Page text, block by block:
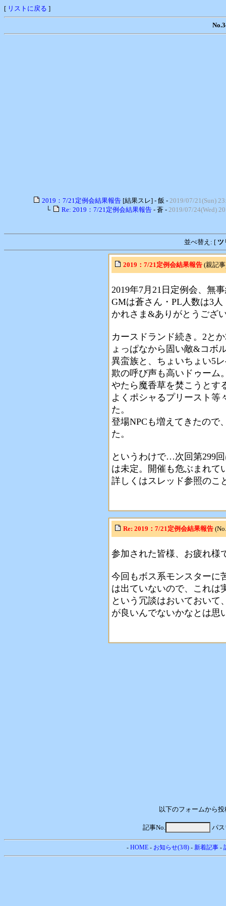
[ リストに戻る ]
2019：7/21定例会結果報告 [結果スレ] - 飯 - 2019/07/21(Sun)
└
Re: 2019：7/21定例会結果報告 - 蒼 - 2019/07/24(Wed)
並べ替え: [ ツ
2019：7/21定例会結果報告 (親記
2019年7月21日定例会、無
GMは蒼さん・PL人数は3
かれさま&ありがとうござ
カースドランド続き。2と
ょっぱなから固い敵&コボ
異蛮族と、ちょいちょい5
欺の呼び声も高いドゥーム
やたら魔香草を焚こうとす
よくポシャるプリースト等
た。
登場NPCも増えてきたので
た。
というわけで…次回第299
は未定。開催も危ぶまれて
詳しくはスレッド参照のこ
Re: 2019：7/21定例会結果報告
参加された皆様、お疲れ様
今回もボス系モンスターに
は出ていないので、これは
という冗談はおいておいて
が良いんでないかなとは思
以下のフォームから
記事No. パ
- HOME- お知らせ(3/8)- 新着記事-